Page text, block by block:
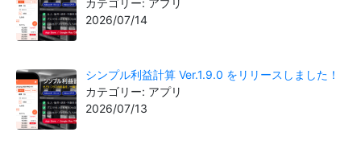
2026/07/14
シンプル利益計算 Ver.1.9.0 をリリースしました！
カテゴリー: アプリ
2026/07/13